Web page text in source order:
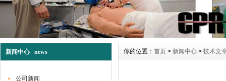
新闻中心 news
公司新闻
你的位置： 首页 > 新闻中心 > 技术文